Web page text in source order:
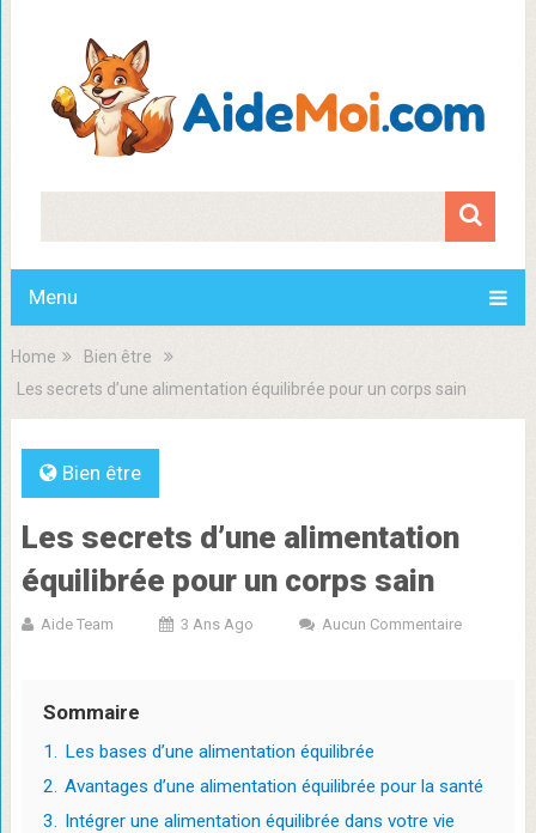
Menu
Home
Bien être
Les secrets d’une alimentation équilibrée pour un corps sain
Bien être
Les secrets d’une alimentation
équilibrée pour un corps sain
Aide Team 3 Ans Ago Aucun Commentaire
Sommaire
1. Les bases d’une alimentation équilibrée
2. Avantages d’une alimentation équilibrée pour la santé
3. Intégrer une alimentation équilibrée dans votre vie